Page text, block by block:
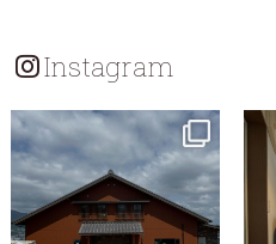
Instagram
tomohouseinc